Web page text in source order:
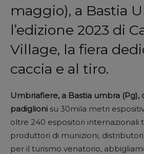
maggio), a Bastia
l’edizione 2023 di
Village, la fiera
caccia e al tiro.
Umbriafiere, a Bastia umbra (Pg),
padiglioni su 30mila metri
oltre 240 espositori internazionali
produttori di munizioni,
per il turismo venatorio,